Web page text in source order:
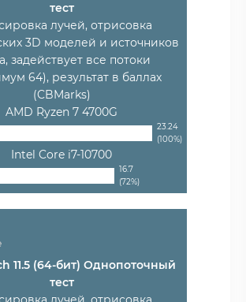
тест
лучей, отрисовка
3D моделей и источников
задействует все потоки
64), результат в баллах
(CBMarks)
AMD Ryzen 7 4700G
23.24
(100%)
Intel Core i7-10700
16.7
(72%)
11.5 (64-бит) Однопоточный
тест